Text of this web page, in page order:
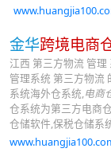
金华跨境电商
江西 第三方物流 管
管理系统 第三方物流
系统海外仓系统,电商
仓系统为第三方电商
仓储软件,保税仓储系